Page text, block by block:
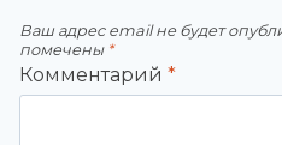
Ваш адрес email не будет
помечены *
Комментарий *